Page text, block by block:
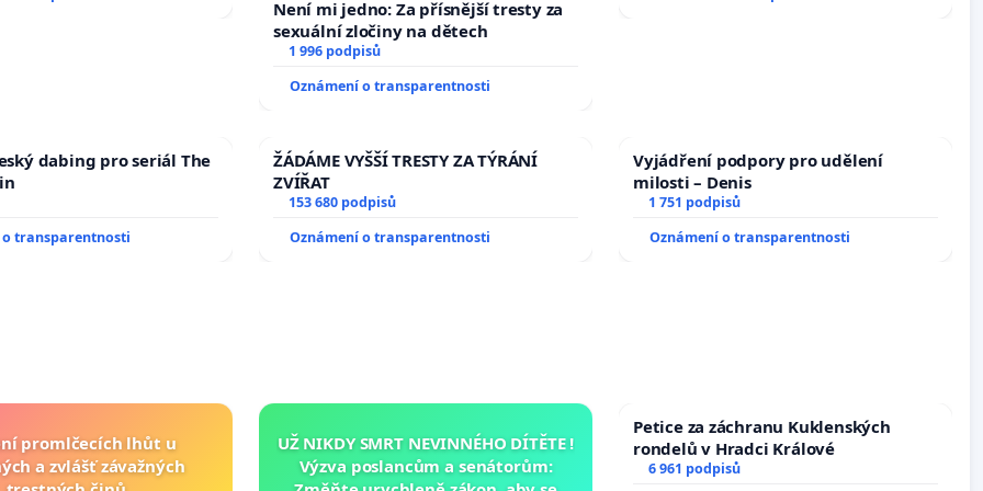
Není mi jedno: Za přísnější tresty za
sexuální zločiny na dětech
1 996 podpisů
Oznámení o transparentnosti
dabing pro seriál The
o transparentnosti
ŽÁDÁME VYŠŠÍ TRESTY ZA TÝRÁNÍ
ZVÍŘAT
153 680 podpisů
Oznámení o transparentnosti
Vyjádření podpory pro udělení
milosti – Denis
1 751 podpisů
Oznámení o transparentnosti
promlčecích lhůt u
a zvlášť závažných
UŽ NIKDY SMRT NEVINNÉHO DÍTĚTE !
Výzva poslancům a senátorům:
Petice za záchranu Kuklenských
rondelů v Hradci Králové
6 961 podpisů